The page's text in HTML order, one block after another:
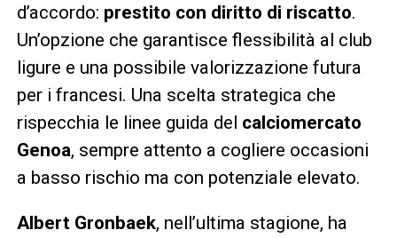
d’accordo: prestito con diritto di riscatto.
Un’opzione che garantisce flessibilità al club
ligure e una possibile valorizzazione futura
per i francesi. Una scelta strategica che
rispecchia le linee guida del calciomercato
Genoa, sempre attento a cogliere occasioni
a basso rischio ma con potenziale elevato.
Albert Gronbaek, nell’ultima stagione, ha